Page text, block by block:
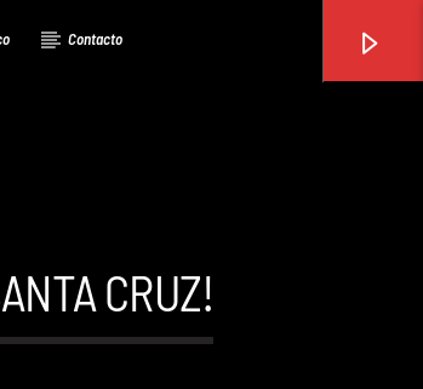
Contacto
CRUZ!